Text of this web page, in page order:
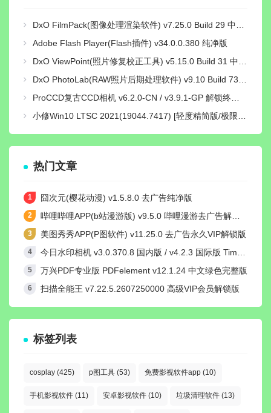
DxO FilmPack(图像处理渲染软件) v7.25.0 Build 29 中文绿色激活版
Adobe Flash Player(Flash插件) v34.0.0.380 纯净版
DxO ViewPoint(照片修复校正工具) v5.15.0 Build 31 中文绿色便携版
DxO PhotoLab(RAW照片后期处理软件) v9.10 Build 736 中文激活版
ProCCD复古CCD相机 v6.2.0-CN / v3.9.1-GP 解锁终身pro会员版
小修Win10 LTSC 2021(19044.7417) [轻度精简版/极限精简版]
热门文章
囧次元(樱花动漫) v1.5.8.0 去广告纯净版
哔哩哔哩APP(b站漫游版) v9.5.0 哔哩漫游去广告解除版权受限
美图秀秀APP(P图软件) v11.25.0 去广告永久VIP解锁版
今日水印相机 v3.0.370.8 国内版 / v4.2.3 国际版 Timemark高级VIP会员解锁版
万兴PDF专业版 PDFelement v12.1.24 中文绿色完整版
扫描全能王 v7.22.5.2607250000 高级VIP会员解锁版
标签列表
cosplay (425) p图工具 (53) 免费影视软件app (10)
手机影视软件 (11) 安卓影视软件 (10) 垃圾清理软件 (13)